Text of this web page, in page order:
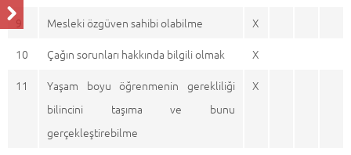
9 Mesleki özgüven sahibi olabilme
X
10
Çağın sorunları hakkında bilgili olmak
X
11
Yaşam boyu öğrenmenin gerekliliği
bilincini taşıma ve bunu
gerçekleştirebilme
X